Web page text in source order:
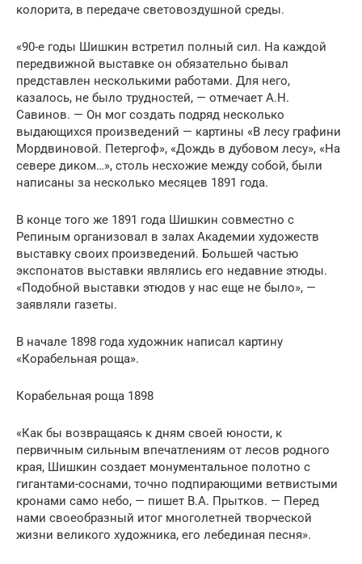
колорита, в передаче световоздушной среды.
«90-е годы Шишкин встретил полный сил. На каждой
передвижной выставке он обязательно бывал
представлен несколькими работами. Для него,
казалось, не было трудностей, — отмечает А.Н.
Савинов. — Он мог создать подряд несколько
выдающихся произведений — картины «В лесу графини
Мордвиновой. Петергоф», «Дождь в дубовом лесу», «На
севере диком…», столь несхожие между собой, были
написаны за несколько месяцев 1891 года.
В конце того же 1891 года Шишкин совместно с
Репиным организовал в залах Академии художеств
выставку своих произведений. Большей частью
экспонатов выставки являлись его недавние этюды.
«Подобной выставки этюдов у нас еще не было», —
заявляли газеты.
В начале 1898 года художник написал картину
«Корабельная роща».
Корабельная роща 1898
«Как бы возвращаясь к дням своей юности, к
первичным сильным впечатлениям от лесов родного
края, Шишкин создает монументальное полотно с
гигантами-соснами, точно подпирающими ветвистыми
кронами само небо, — пишет В.А. Прытков. — Перед
нами своеобразный итог многолетней творческой
жизни великого художника, его лебединая песня».